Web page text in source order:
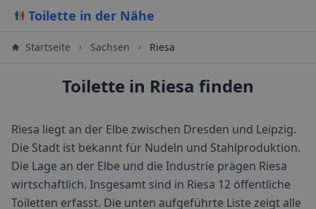
Toilette in der Nähe
Startseite Sachsen Riesa
Toilette in Riesa finden
Riesa liegt an der Elbe zwischen Dresden und Leipzig.
Die Stadt ist bekannt für Nudeln und Stahlproduktion.
Die Lage an der Elbe und die Industrie prägen Riesa
wirtschaftlich. Insgesamt sind in Riesa 12 öffentliche
Toiletten erfasst. Die unten aufgeführte Liste zeigt alle